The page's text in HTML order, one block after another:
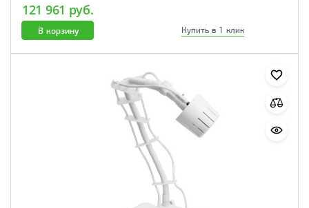
121 961 руб.
В корзину Купить в 1 клик